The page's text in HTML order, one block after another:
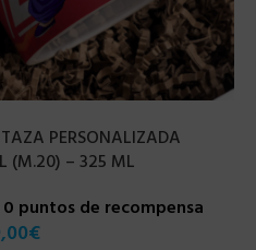
PERSONALIZADA
(M.20) – 325 ML
puntos de recompensa
€